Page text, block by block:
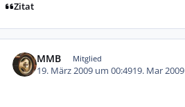
Zitat
MMB Mitglied
19. März 2009 um 00:4919. Mar 2009